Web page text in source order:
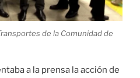
de la Comunidad de
a la prensa la acción de